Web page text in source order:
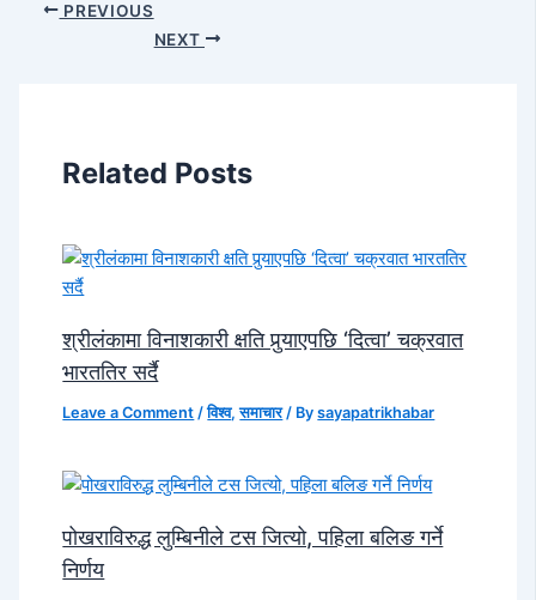
PREVIOUS
NEXT
Related Posts
श्रीलंकामा विनाशकारी क्षति पुर्‍याएपछि ‘दित्वा’ चक्रवात
भारततिर सर्दै
Leave a Comment /विश्व,समाचार/ Bysayapatrikhabar
पोखराविरुद्ध लुम्बिनीले टस जित्यो, पहिला बलिङ गर्ने
निर्णय